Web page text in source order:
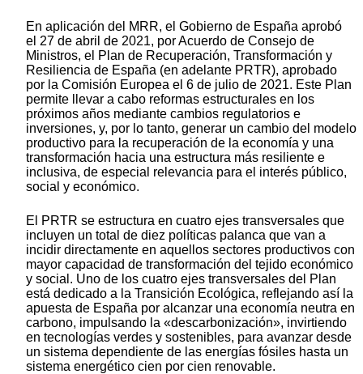
En aplicación del MRR, el Gobierno de España aprobó
el 27 de abril de 2021, por Acuerdo de Consejo de
Ministros, el Plan de Recuperación, Transformación y
Resiliencia de España (en adelante PRTR), aprobado
por la Comisión Europea el 6 de julio de 2021. Este Plan
permite llevar a cabo reformas estructurales en los
próximos años mediante cambios regulatorios e
inversiones, y, por lo tanto, generar un cambio del modelo
productivo para la recuperación de la economía y una
transformación hacia una estructura más resiliente e
inclusiva, de especial relevancia para el interés público,
social y económico.
El PRTR se estructura en cuatro ejes transversales que
incluyen un total de diez políticas palanca que van a
incidir directamente en aquellos sectores productivos con
mayor capacidad de transformación del tejido económico
y social. Uno de los cuatro ejes transversales del Plan
está dedicado a la Transición Ecológica, reflejando así la
apuesta de España por alcanzar una economía neutra en
carbono, impulsando la «descarbonización», invirtiendo
en tecnologías verdes y sostenibles, para avanzar desde
un sistema dependiente de las energías fósiles hasta un
sistema energético cien por cien renovable.